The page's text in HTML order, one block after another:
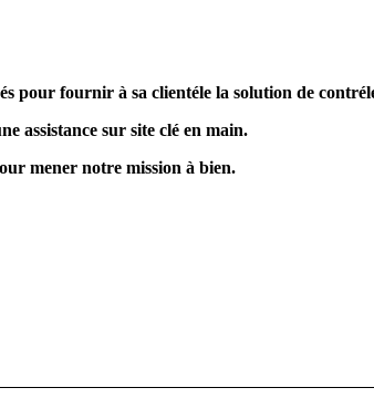
pour fournir à sa clientéle la solution de
assistance sur site clé en main.
mener notre mission à bien.